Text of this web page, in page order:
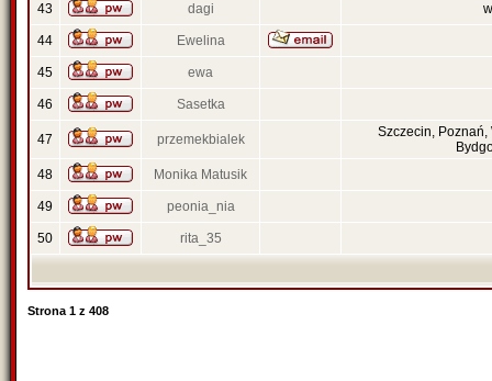
43 dagi
44 Ewelina
45 ewa
46 Sasetka
47 przemekbialek
Szczecin, Poznań,
48
Monika Matusik
49 peonia_nia
50 rita_35
Strona 1 z 408